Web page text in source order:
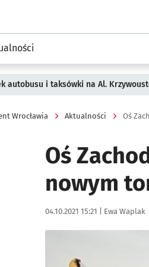
autobusu i taksówki na Al.
Wrocławia Aktualności
Oś
nowym
Data publikacji:
04.10.2021 15:21 | Autor:
Ewa Waplak